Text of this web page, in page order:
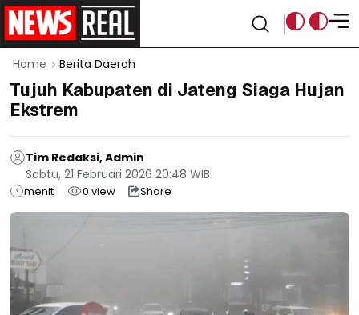
Home Berita Daerah
Tujuh Kabupaten di Jateng Siaga Hujan
Ekstrem
Tim Redaksi, Admin
Sabtu, 21 Februari 2026 20:48 WIB
menit 0 view Share